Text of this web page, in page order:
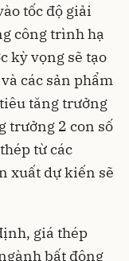
tốc độ giải
công trình hạ
kỳ vọng sẽ tạo
các sản phẩm
tăng trưởng
trưởng 2 con số
từ các
xuất dự kiến sẽ
giá thép
bất động